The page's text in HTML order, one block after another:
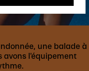
une balade à
avons l'équipement